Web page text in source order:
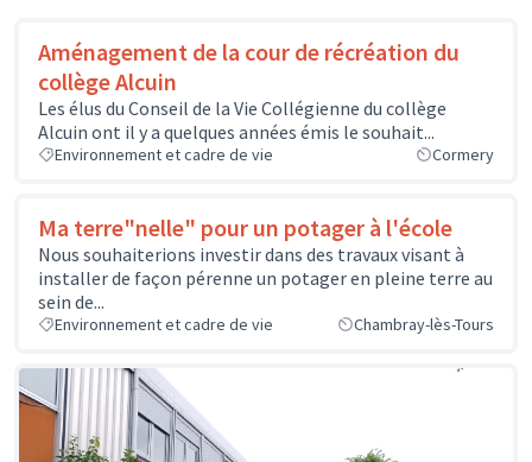
Aménagement de la cour de récréation du
collège Alcuin
Les élus du Conseil de la Vie Collégienne du collège
Alcuin ont il y a quelques années émis le souhait...
Environnement et cadre de vie Cormery
Ma terre"nelle" pour un potager à l'école
Nous souhaiterions investir dans des travaux visant à
installer de façon pérenne un potager en pleine terre au
sein de...
Environnement et cadre de vie Chambray-lès-Tours